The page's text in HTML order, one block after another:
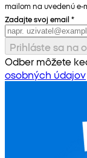
mailom na uvedenú e-
Zadajte svoj email *
Prihláste sa na
Odber môžete
osobných údajov